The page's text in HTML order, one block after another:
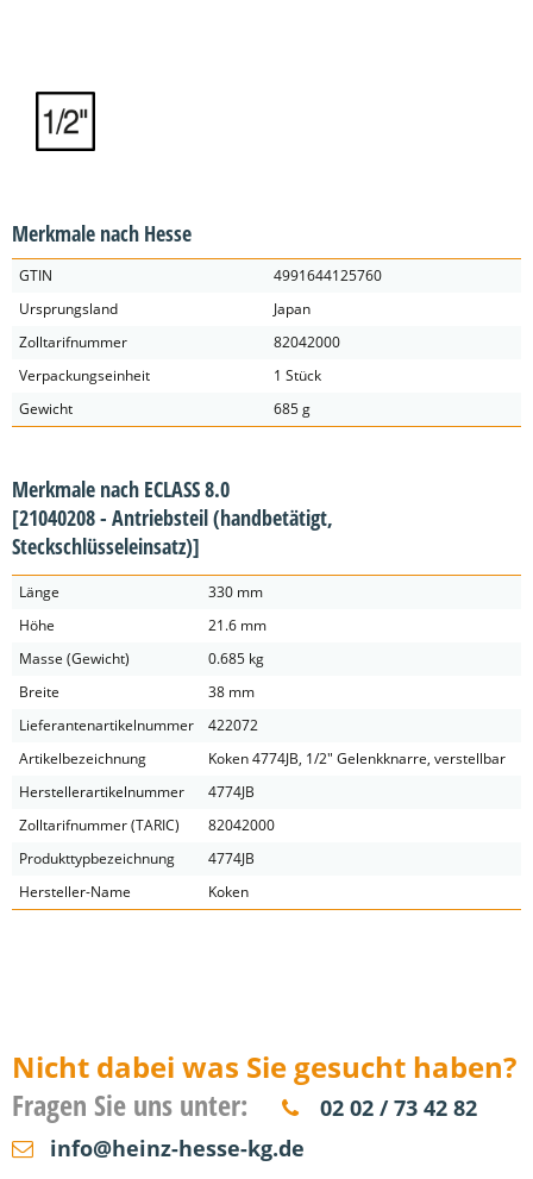
Merkmale nach Hesse
GTIN
4991644125760
Ursprungsland
Japan
Zolltarifnummer
82042000
Verpackungseinheit
1 Stück
Gewicht
685 g
Merkmale nach ECLASS 8.0
[21040208 - Antriebsteil (handbetätigt,
Steckschlüsseleinsatz)]
Länge
330 mm
Höhe
21.6 mm
Masse (Gewicht)
0.685 kg
Breite
38 mm
Lieferantenartikelnummer
422072
Artikelbezeichnung
Koken 4774JB, 1/2" Gelenkknarre, verstellbar
Herstellerartikelnummer
4774JB
Zolltarifnummer (TARIC)
82042000
Produkttypbezeichnung
4774JB
Hersteller-Name
Koken
Nicht dabei was Sie gesucht haben?
Fragen Sie uns unter:
02 02 / 73 42 82
info@heinz-hesse-kg.de